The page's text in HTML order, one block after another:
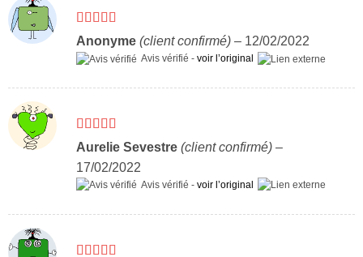
Note5sur 5
Anonyme (client confirmé) – 12/02/2022
Avis vérifié - voir l’original
Note5sur 5
Aurelie Sevestre (client confirmé) –
17/02/2022
Avis vérifié - voir l’original